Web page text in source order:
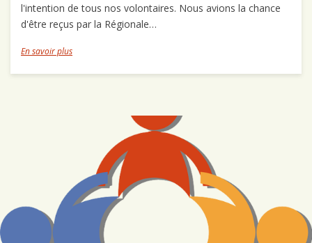
l'intention de tous nos volontaires. Nous avions la chance
d'être reçus par la Régionale…
En savoir plus